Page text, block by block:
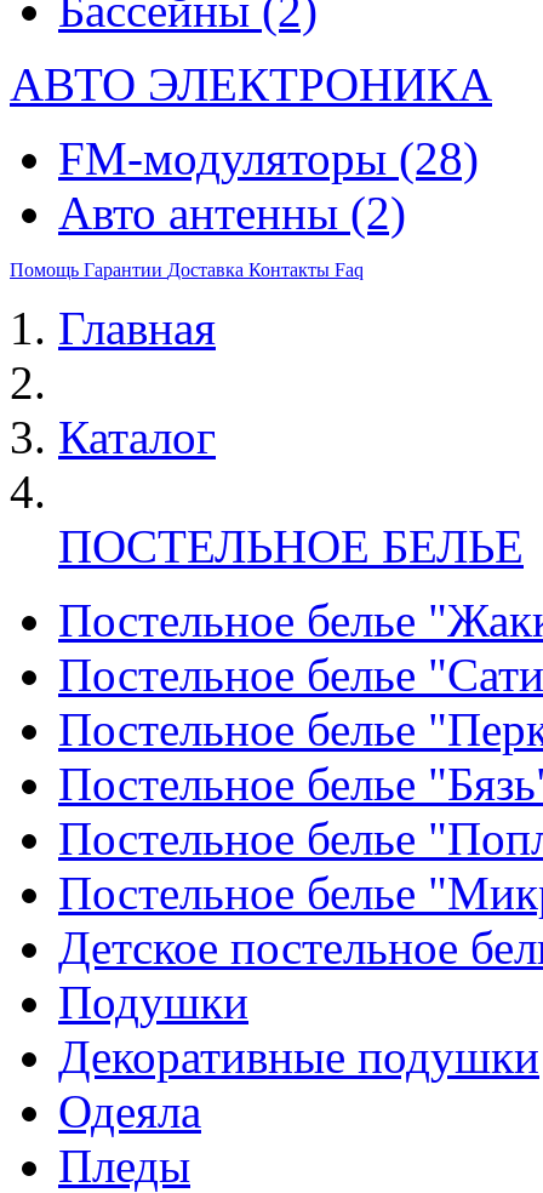
АВТО ЭЛЕКТРОНИКА
FM-модуляторы (28)
Авто антенны (2)
Помощь Гарантии Доставка Контакты Faq
Главная
Каталог
ПОСТЕЛЬНОЕ БЕЛЬЕ
Постельное белье
Постельное белье
Постельное белье
Постельное белье
Постельное белье
Постельное белье
Детское постельное
Подушки
Декоративные подушки
Одеяла
Пледы